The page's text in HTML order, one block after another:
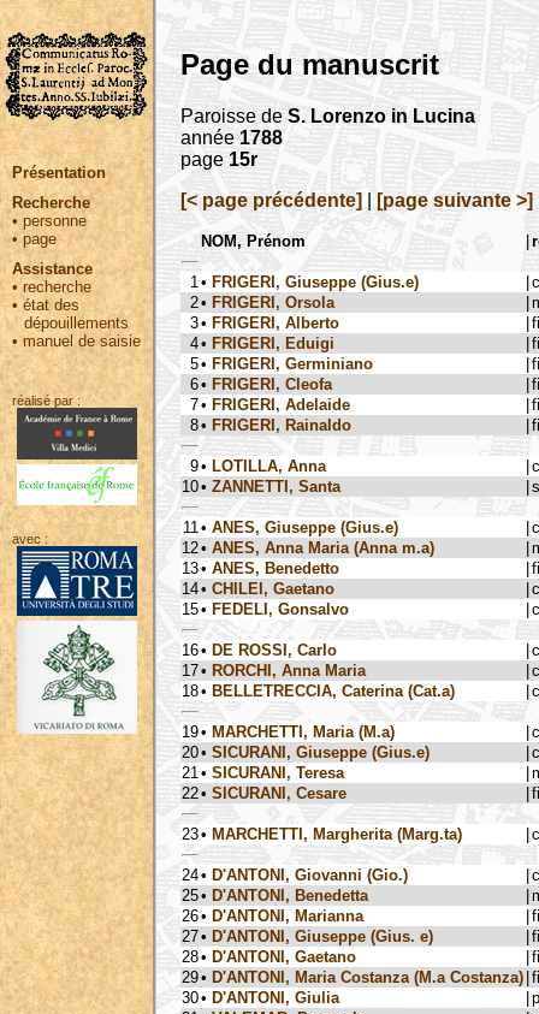
Présentation
Recherche
• personne
•page
Assistance
• recherche
•état des
dépouillements
•manuel de saisie
réalisé par :
avec :
Page du manuscrit
Paroisse de S. Lorenzo in Lucina
année 1788
page 15r
[< page précédente]
[page suivante >]
NOM, Prénom
1 • FRIGERI, Giuseppe (Gius.e)
2• FRIGERI, Orsola
3• FRIGERI, Alberto
4• FRIGERI, Eduigi
5• FRIGERI, Germiniano
6• FRIGERI, Cleofa
7• FRIGERI, Adelaide
8• FRIGERI, Rainaldo
9• LOTILLA, Anna
10• ZANNETTI, Santa
11 • ANES, Giuseppe (Gius.e)
12• ANES, Anna Maria (Anna m.a)
13• ANES, Benedetto
14• CHILEI, Gaetano
15• FEDELI, Gonsalvo
16• DE ROSSI, Carlo
17• RORCHI, Anna Maria
18• BELLETRECCIA, Caterina (Cat.a)
19• MARCHETTI, Maria (M.a)
20• SICURANI, Giuseppe (Gius.e)
21 • SICURANI, Teresa
22• SICURANI, Cesare
23• MARCHETTI, Margherita (Marg.ta)
24• D'ANTONI, Giovanni (Gio.)
25• D'ANTONI, Benedetta
26• D'ANTONI, Marianna
27• D'ANTONI, Giuseppe (Gius. e)
28• D'ANTONI, Gaetano
29• D'ANTONI, Maria Costanza (M.a Costanza)
30• D'ANTONI, Giulia